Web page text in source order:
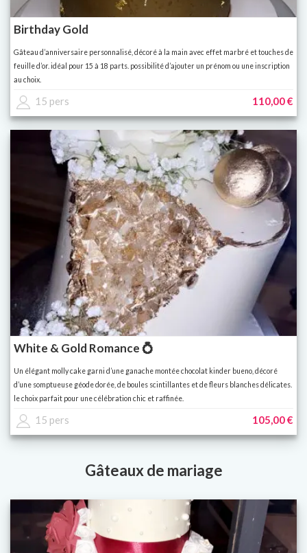
Birthday Gold
Gâteau d’anniversaire personnalisé, décoré à la main avec effet marbré et touches de
feuille d’or. idéal pour 15 à 18 parts. possibilité d’ajouter un prénom ou une inscription
au choix.
15 pers 110,00 €
White & Gold Romance 💍
Un élégant molly cake garni d’une ganache montée chocolat kinder bueno, décoré
d’une somptueuse géode dorée, de boules scintillantes et de fleurs blanches délicates.
le choix parfait pour une célébration chic et raffinée.
15 pers 105,00 €
Gâteaux de mariage